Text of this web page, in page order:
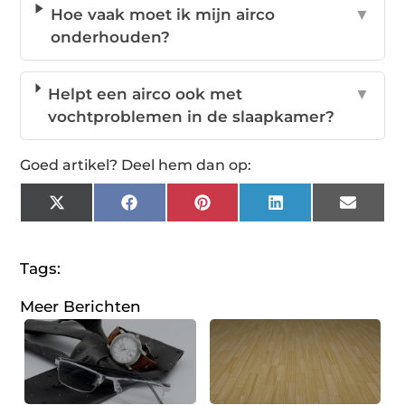
Hoe vaak moet ik mijn airco
onderhouden?
▼
Helpt een airco ook met
vochtproblemen in de slaapkamer?
▼
Goed artikel? Deel hem dan op:
X
(Twitter)
FacebookPinterestLinkedInEmail
Tags:
Meer Berichten